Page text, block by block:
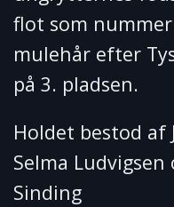
flot som
mulehår efter
på 3. pladsen.
Holdet bestod af
Selma
Sinding